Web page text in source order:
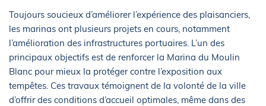
Toujours soucieux d’améliorer l’expérience des plaisanciers,
les marinas ont plusieurs projets en cours, notamment
l’amélioration des infrastructures portuaires. L’un des
principaux objectifs est de renforcer la Marina du Moulin
Blanc pour mieux la protéger contre l’exposition aux
tempêtes. Ces travaux témoignent de la volonté de la ville
d’offrir des conditions d’accueil optimales, même dans des